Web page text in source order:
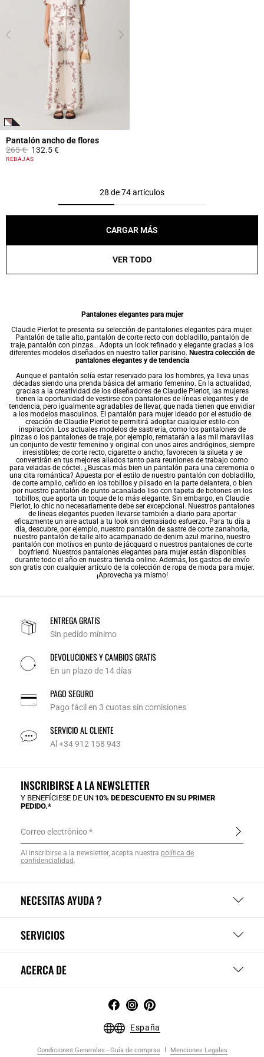
Pantalón ancho de flores
Price reduced from
265 €to132.5 €
4,8 out of 5 Customer Rating
REBAJAS
28 de 74 artículos
CARGAR MÁS
VER TODO
Pantalones elegantes para mujer
Claudie Pierlot te presenta su selección de pantalones elegantes para mujer.
Pantalón de talle alto, pantalón de corte recto con dobladillo, pantalón de
traje, pantalón con pinzas… Adopta un look refinado y elegante gracias a los
diferentes modelos diseñados en nuestro taller parisino. Nuestra colección de
pantalones elegantes y de tendencia
Aunque el pantalón solía estar reservado para los hombres, ya lleva unas
décadas siendo una prenda básica del armario femenino. En la actualidad,
gracias a la creatividad de los diseñadores de Claudie Pierlot, las mujeres
tienen la oportunidad de vestirse con pantalones de líneas elegantes y de
tendencia, pero igualmente agradables de llevar, que nada tienen que envidiar
a los modelos masculinos. El pantalón para mujer ideado por el estudio de
creación de Claudie Pierlot te permitirá adoptar cualquier estilo con
inspiración. Los actuales modelos de sastrería, como los pantalones de
pinzas o los pantalones de traje, por ejemplo, rematarán a las mil maravillas
un conjunto de vestir femenino y original con unos aires andróginos, siempre
irresistibles; de corte recto, cigarette o ancho, favorecen la silueta y se
convertirán en tus mejores aliados tanto para reuniones de trabajo como
para veladas de cóctel. ¿Buscas más bien un pantalón para una ceremonia o
una cita romántica? Apuesta por el estilo de nuestro pantalón con dobladillo,
de corte amplio, ceñido en los tobillos y plisado en la parte delantera, o bien
por nuestro pantalón de punto acanalado liso con tapeta de botones en los
tobillos, que aporta un toque de lo más elegante. Sin embargo, en Claudie
Pierlot, lo chic no necesariamente debe ser excepcional. Nuestros pantalones
de líneas elegantes pueden llevarse también a diario para aportar
eficazmente un aire actual a tu look sin demasiado esfuerzo. Para tu día a
día, descubre, por ejemplo, nuestro pantalón de sastre de corte zanahoria,
nuestro pantalón de talle alto acampanado de denim azul marino, nuestro
pantalón con motivos en punto de jácquard o nuestros pantalones de corte
boyfriend. Nuestros pantalones elegantes para mujer están disponibles
durante todo el año en nuestra tienda online. Además, los gastos de envío
son gratis con cualquier artículo de la colección de ropa de moda para mujer.
¡Aprovecha ya mismo!
ENTREGA GRATIS
Sin pedido mínimo
DEVOLUCIONES Y CAMBIOS GRATIS
En un plazo de 14 días
PAGO SEGURO
Pago fácil en 3 cuotas sin comisiones
SERVICIO AL CLIENTE
Al +34 912 158 943
NECESITAS AYUDA ?
SERVICIOS
ACERCA DE
INSCRIBIRSE A LA NEWSLETTER
Y BENEFÍCIESE DE UN 10% DE DESCUENTO EN SU PRIMER
PEDIDO.*
Correo electrónico
Al inscribirse a la newsletter, acepta nuestra política de
confidencialidad .
España
Condiciones Generales - Guía de compras Menciones Legales